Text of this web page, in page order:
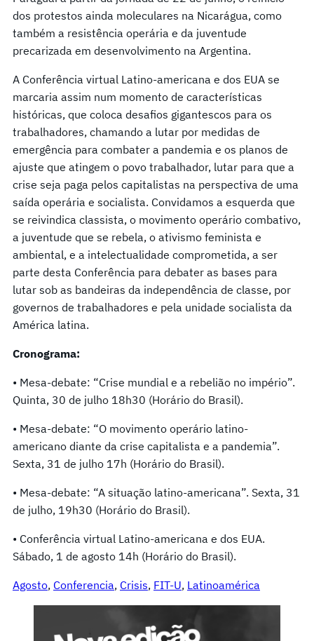
dos protestos ainda moleculares na Nicarágua, como
também a resistência operária e da juventude
precarizada em desenvolvimento na Argentina.
A Conferência virtual Latino-americana e dos EUA se
marcaria assim num momento de características
históricas, que coloca desafios gigantescos para os
trabalhadores, chamando a lutar por medidas de
emergência para combater a pandemia e os planos de
ajuste que atingem o povo trabalhador, lutar para que a
crise seja paga pelos capitalistas na perspectiva de uma
saída operária e socialista. Convidamos a esquerda que
se reivindica classista, o movimento operário combativo,
a juventude que se rebela, o ativismo feminista e
ambiental, e a intelectualidade comprometida, a ser
parte desta Conferência para debater as bases para
lutar sob as bandeiras da independência de classe, por
governos de trabalhadores e pela unidade socialista da
América latina.
Cronograma:
• Mesa-debate: “Crise mundial e a rebelião no império”.
Quinta, 30 de julho 18h30 (Horário do Brasil).
• Mesa-debate: “O movimento operário latino-
americano diante da crise capitalista e a pandemia”.
Sexta, 31 de julho 17h (Horário do Brasil).
• Mesa-debate: “A situação latino-americana”. Sexta, 31
de julho, 19h30 (Horário do Brasil).
• Conferência virtual Latino-americana e dos EUA.
Sábado, 1 de agosto 14h (Horário do Brasil).
Agosto, Conferencia, Crisis, FIT-U, Latinoamérica